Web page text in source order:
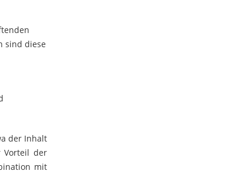
sind diese
der Inhalt
Vorteil der
mit